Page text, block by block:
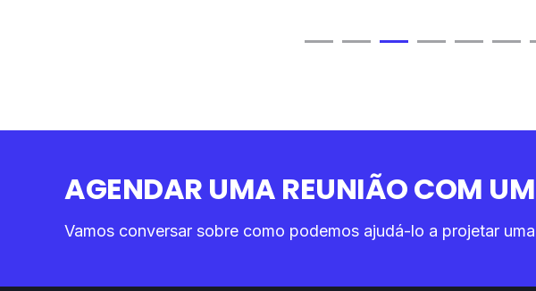
AGENDAR UMA REUNIÃO COM
Vamos conversar sobre como podemos ajudá-lo a projetar